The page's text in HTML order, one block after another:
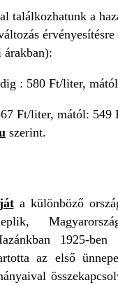
találkozhatunk a
árakban):
: 580 Ft/liter,
Ft/liter, mától: 549
szerint.
a különböző
1925-
az első